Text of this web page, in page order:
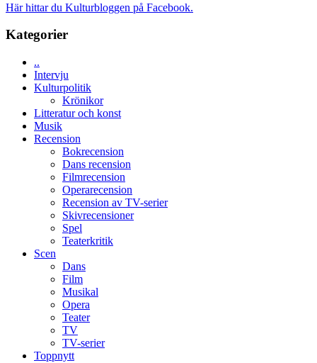
Här hittar du Kulturbloggen på Facebook.
Kategorier
..
Intervju
Kulturpolitik
Krönikor
Litteratur och konst
Musik
Recension
Bokrecension
Dans recension
Filmrecension
Operarecension
Recension av TV-serier
Skivrecensioner
Spel
Teaterkritik
Scen
Dans
Film
Musikal
Opera
Teater
TV
TV-serier
Toppnytt